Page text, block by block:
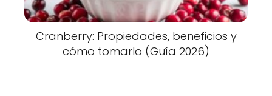
Cranberry: Propiedades, beneficios y
cómo tomarlo (Guía 2026)